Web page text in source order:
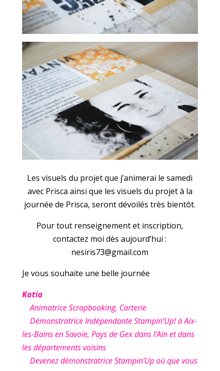
Les visuels du projet que j’animerai le samedi
avec Prisca ainsi que les visuels du projet à la
journée de Prisca, seront dévoilés très bientôt.
Pour tout renseignement et inscription,
contactez moi dès aujourd’hui :
nesiris73@gmail.com
Je vous souhaite une belle journée
Katia
Animatrice Scrapbooking, Carterie
Démonstratrice Indépendante Stampin’Up! à Aix-
les-Bains en Savoie, Pays de Gex dans l’Ain et dans
les départements voisins
Devenez démonstratrice Stampin’Up où que vous